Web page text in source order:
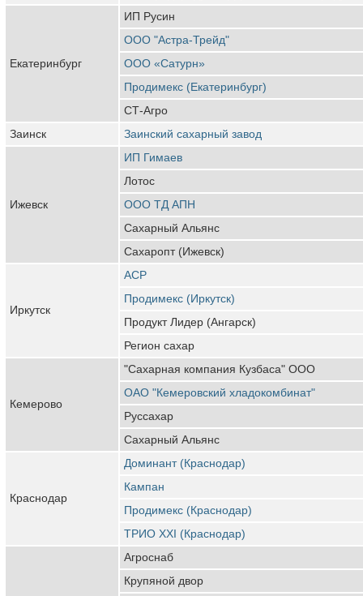
Екатеринбург
ИП Русин
ООО "Астра-Трейд"
ООО «Сатурн»
Продимекс (Екатеринбург)
СТ-Агро
Заинск
Заинский сахарный завод
Ижевск
ИП Гимаев
Лотос
ООО ТД АПН
Сахарный Альянс
Сахаропт (Ижевск)
Иркутск
АСР
Продимекс (Иркутск)
Продукт Лидер (Ангарск)
Регион сахар
Кемерово
"Сахарная компания Кузбаса" ООО
ОАО "Кемеровский хладокомбинат"
Руссахар
Сахарный Альянс
Краснодар
Доминант (Краснодар)
Кампан
Продимекс (Краснодар)
ТРИО XXI (Краснодар)
Агроснаб
Крупяной двор